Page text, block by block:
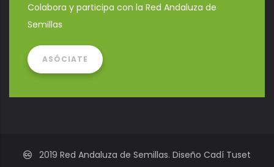
Colabora y participa con la Red Andaluza de
Semillas
ASÓCIATE
2019 Red Andaluza de Semillas. Diseño Cadí Tuset